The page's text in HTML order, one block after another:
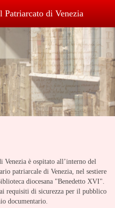
di Venezia
è ospitato all’interno del
patriarcale di Venezia, nel sestiere
diocesana "Benedetto XVI".
requisiti di sicurezza per il pubblico
documentario.